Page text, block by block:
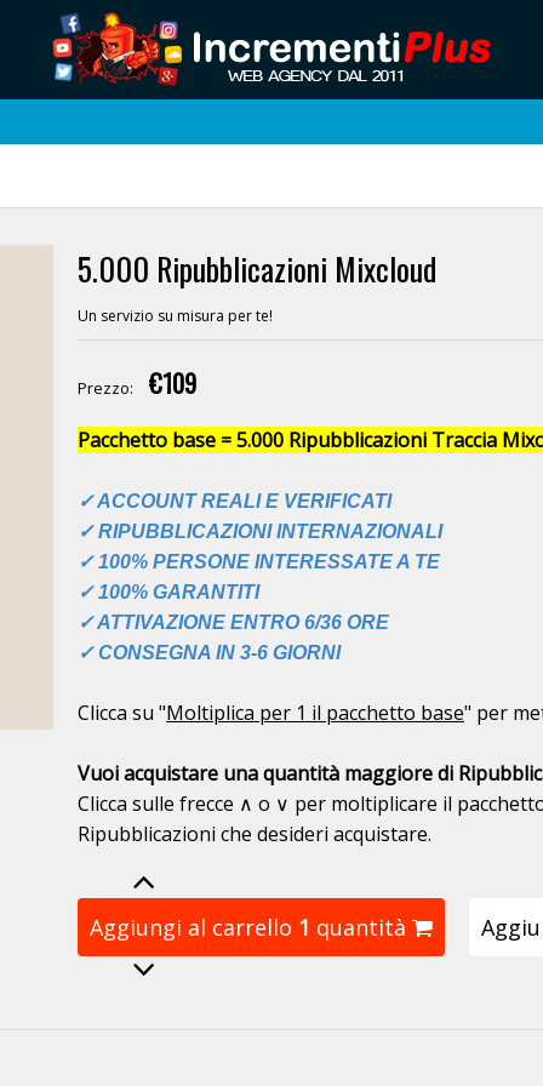
5.000 Ripubblicazioni Mixcloud
Un servizio su misura per te!
Prezzo: €109
Pacchetto base = 5.000 Ripubblicazioni Traccia
✓ ACCOUNT REALI E VERIFICATI
✓ RIPUBBLICAZIONI INTERNAZIONALI
✓ 100% PERSONE INTERESSATE A TE
✓ 100% GARANTITI
✓ ATTIVAZIONE ENTRO 6/36 ORE
✓ CONSEGNA IN 3-6 GIORNI
Clicca su "Moltiplica per 1 il pacchetto base" per
Vuoi acquistare una quantità maggiore di
Clicca sulle frecce ∧ o ∨ per moltiplicare il
Ripubblicazioni che desideri acquistare.
Aggiungi al carrello 1 quantità